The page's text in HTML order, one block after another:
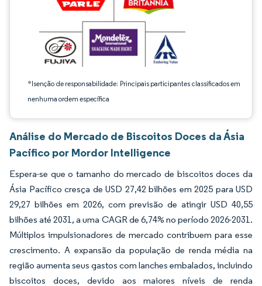
*Isenção de responsabilidade: Principais participantes classificados em
nenhuma ordem específica
Análise do Mercado de Biscoitos Doces da Ásia
Pacífico por Mordor Intelligence
Espera-se que o tamanho do mercado de biscoitos doces da
Ásia Pacífico cresça de USD 27,42 bilhões em 2025 para USD
29,27 bilhões em 2026, com previsão de atingir USD 40,55
bilhões até 2031, a uma CAGR de 6,74% no período 2026-2031.
Múltiplos impulsionadores de mercado contribuem para esse
crescimento. A expansão da população de renda média na
região aumenta seus gastos com lanches embalados, incluindo
biscoitos doces, devido aos maiores níveis de renda